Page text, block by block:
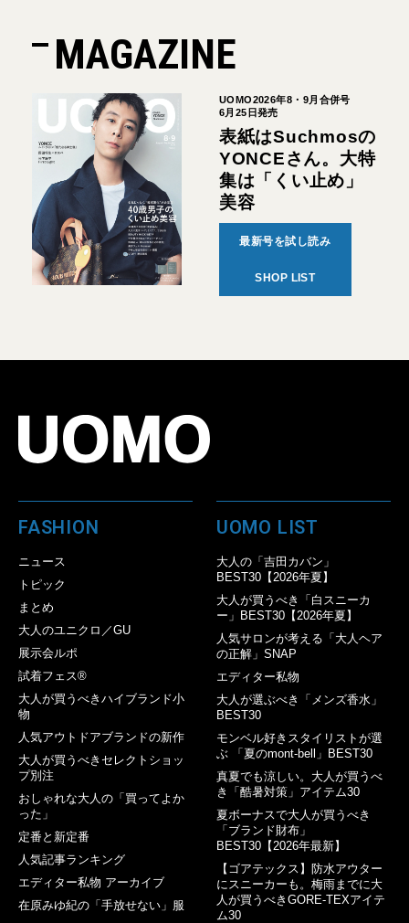
MAGAZINE
UOMO2026年8・9月合併号
6月25日発売
表紙はSuchmosの
YONCEさん。大特
集は「くい止め」
美容
最新号を試し読み
SHOP LIST
FASHION
ニュース
トピック
まとめ
大人のユニクロ／GU
展示会ルポ
試着フェス®︎
大人が買うべきハイブランド小
物
人気アウトドアブランドの新作
大人が買うべきセレクトショッ
プ別注
おしゃれな大人の「買ってよか
った」
定番と新定番
人気記事ランキング
エディター私物 アーカイブ
在原みゆ紀の「手放せない」服
UOMO LIST
大人の「吉田カバン」
BEST30【2026年夏】
大人が買うべき「白スニーカ
ー」BEST30【2026年夏】
人気サロンが考える「大人ヘア
の正解」SNAP
エディター私物
大人が選ぶべき「メンズ香水」
BEST30
モンベル好きスタイリストが選
ぶ 「夏のmont-bell」BEST30
真夏でも涼しい。大人が買うべ
き「酷暑対策」アイテム30
夏ボーナスで大人が買うべき
「ブランド財布」
BEST30【2026年最新】
【ゴアテックス】防水アウター
にスニーカーも。梅雨までに大
人が買うべきGORE-TEXアイテ
ム30